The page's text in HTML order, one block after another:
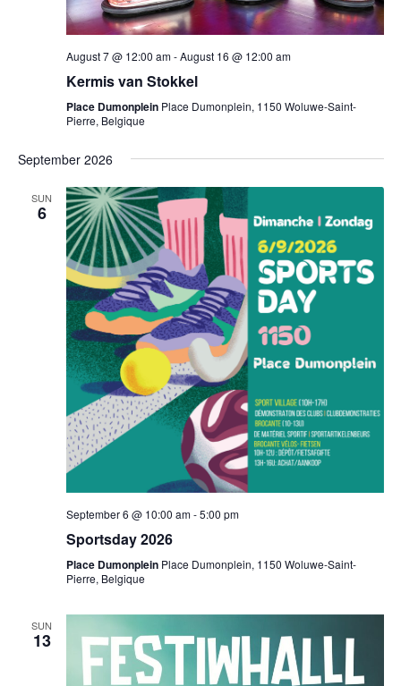
August 7 @ 12:00 am-August 16 @ 12:00 am
Kermis van Stokkel
Place Dumonplein Place Dumonplein, 1150 Woluwe-Saint-
Pierre, Belgique
September 2026
SUN
6
September 6 @ 10:00 am-5:00 pm
Sportsday 2026
Place Dumonplein Place Dumonplein, 1150 Woluwe-Saint-
Pierre, Belgique
SUN
13